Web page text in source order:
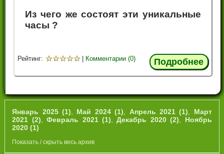
Из чего же состоят эти уникальные
часы ?
Рейтинг: ☆☆☆☆☆ Комментарии (0) Подробнее
Январь 2025 (1) Май 2024 (1) Апрель 2021 (1)
Март
2021 (2) ,Февраль 2021 (1) ,Декабрь 2020 (2)
Ноябрь
2020 (1)
Показать / скрыть весь архив